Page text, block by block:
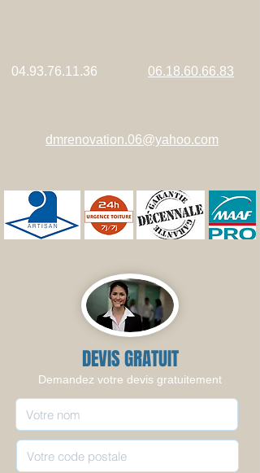
04.93.76.11.36 06.18.60.66.83
dmrenovation.06@yahoo.com
DEVIS GRATUIT
Demandez votre devis gratuitement